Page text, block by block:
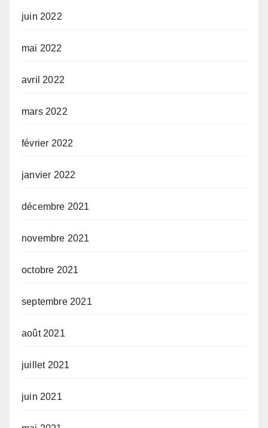
juin 2022
mai 2022
avril 2022
mars 2022
février 2022
janvier 2022
décembre 2021
novembre 2021
octobre 2021
septembre 2021
août 2021
juillet 2021
juin 2021